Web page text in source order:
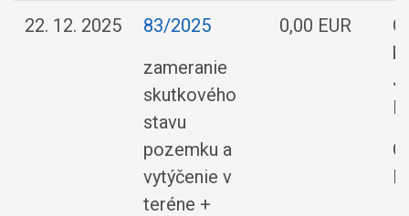
22. 12. 2025
83/2025
zameranie
skutkového
stavu
pozemku a
vytýčenie v
teréne +
0,00 EUR